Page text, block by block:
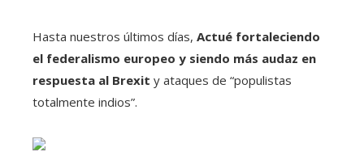
Hasta nuestros últimos días, Actué fortaleciendo
el federalismo europeo y siendo más audaz en
respuesta al Brexit y ataques de “populistas
totalmente indios”.